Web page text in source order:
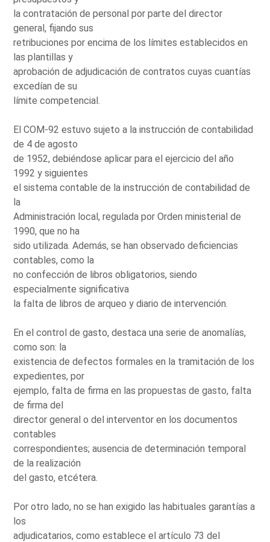
la contratación de personal por parte del director
general, fijando sus
retribuciones por encima de los límites establecidos en
las plantillas y
aprobación de adjudicación de contratos cuyas cuantías
excedían de su
límite competencial.
El COM-92 estuvo sujeto a la instrucción de contabilidad
de 4 de agosto
de 1952, debiéndose aplicar para el ejercicio del año
1992 y siguientes
el sistema contable de la instrucción de contabilidad de
la
Administración local, regulada por Orden ministerial de
1990, que no ha
sido utilizada. Además, se han observado deficiencias
contables, como la
no confección de libros obligatorios, siendo
especialmente significativa
la falta de libros de arqueo y diario de intervención.
En el control de gasto, destaca una serie de anomalías,
como son: la
existencia de defectos formales en la tramitación de los
expedientes, por
ejemplo, falta de firma en las propuestas de gasto, falta
de firma del
director general o del interventor en los documentos
contables
correspondientes; ausencia de determinación temporal
de la realización
del gasto, etcétera.
Por otro lado, no se han exigido las habituales garantías a
los
adjudicatarios, como establece el artículo 73 del